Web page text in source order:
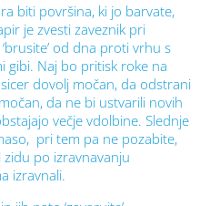
biti površina, ki jo barvate,
je zvesti zaveznik pri
od dna proti vrhu s
Naj bo pritisk roke na
dovolj močan, da odstrani
da ne bi ustvarili novih
večje vdolbine. Slednje
pri tem pa ne pozabite,
po izravnavanju
izravnali.